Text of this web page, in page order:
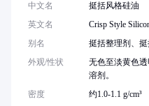
中文名
挺括风格硅油
英文名
Crisp Style
别名
挺括整理剂、挺
外观/性状
无色至淡黄色
溶剂。
密度
约1.0-1.1 g/cm³